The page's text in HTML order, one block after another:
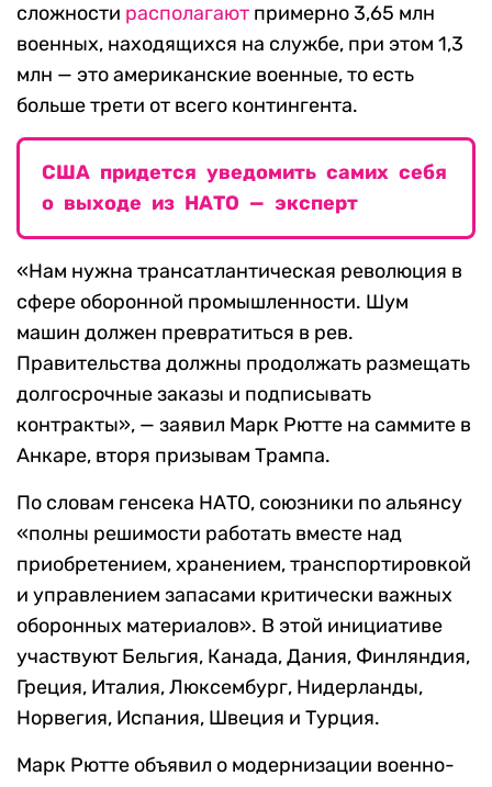
сложности располагают примерно 3,65 млн
военных, находящихся на службе, при этом 1,3
млн — это американские военные, то есть
больше трети от всего контингента.
США придется уведомить самих себя
о выходе из НАТО — эксперт
«Нам нужна трансатлантическая революция в
сфере оборонной промышленности. Шум
машин должен превратиться в рев.
Правительства должны продолжать размещать
долгосрочные заказы и подписывать
контракты», — заявил Марк Рютте на саммите в
Анкаре, вторя призывам Трампа.
По словам генсека НАТО, союзники по альянсу
«полны решимости работать вместе над
приобретением, хранением, транспортировкой
и управлением запасами критически важных
оборонных материалов». В этой инициативе
участвуют Бельгия, Канада, Дания, Финляндия,
Греция, Италия, Люксембург, Нидерланды,
Норвегия, Испания, Швеция и Турция.
Марк Рютте объявил о модернизации военно-